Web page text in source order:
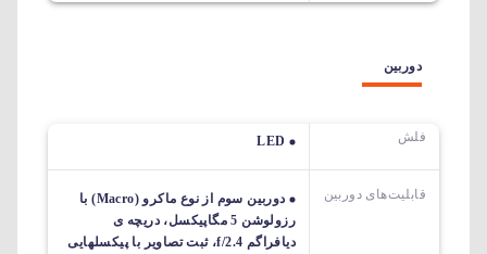
دوربین
فلش LED
قابلیت‌های دوربین‌
دوربین سوم از نوع ماکرو (Macro) با
رزولوشن 5 مگاپیکسل، دریچه ی
دیافراگم f/2.4، ثبت تصاویر با پیکسل‎هایی